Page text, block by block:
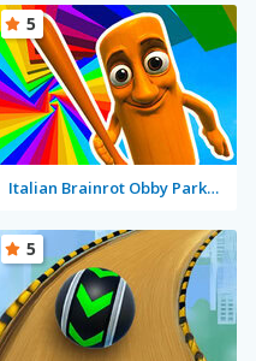
Italian Brainrot Obby Parkour
5
5